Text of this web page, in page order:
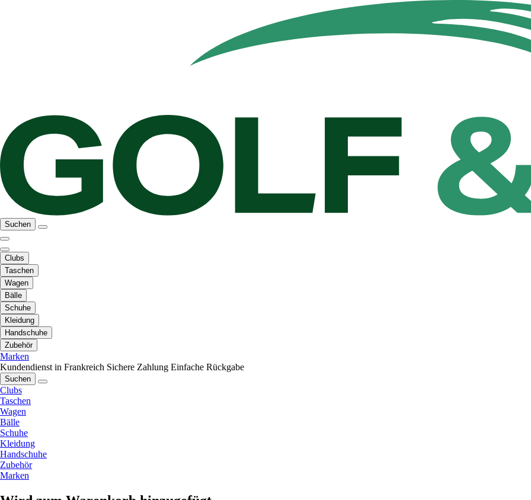
Suchen
Clubs
Taschen
Wagen
Bälle
Schuhe
Kleidung
Handschuhe
Zubehör
Marken
Kundendienst in Frankreich Sichere Zahlung Einfache Rückgabe
Suchen
Clubs
Taschen
Wagen
Bälle
Schuhe
Kleidung
Handschuhe
Zubehör
Marken